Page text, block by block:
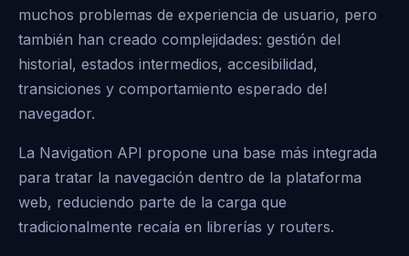
muchos problemas de experiencia de usuario, pero
también han creado complejidades: gestión del
historial, estados intermedios, accesibilidad,
transiciones y comportamiento esperado del
navegador.
La Navigation API propone una base más integrada
para tratar la navegación dentro de la plataforma
web, reduciendo parte de la carga que
tradicionalmente recaía en librerías y routers.